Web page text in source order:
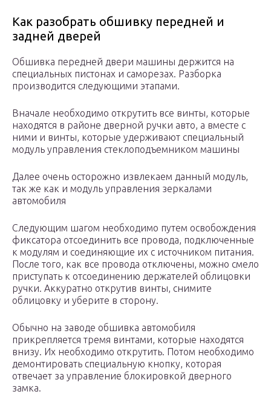
Как разобрать обшивку передней и
задней дверей
Обшивка передней двери машины держится на
специальных пистонах и саморезах. Разборка
производится следующими этапами.
Вначале необходимо открутить все винты, которые
находятся в районе дверной ручки авто, а вместе с
ними и винты, которые удерживают специальный
модуль управления стеклоподъемником машины
Далее очень осторожно извлекаем данный модуль,
так же как и модуль управления зеркалами
автомобиля
Следующим шагом необходимо путем освобождения
фиксатора отсоединить все провода, подключенные
к модулям и соединяющие их с источником питания.
После того, как все провода отключены, можно смело
приступать к отсоединению держателей облицовки
ручки. Аккуратно открутив винты, снимите
облицовку и уберите в сторону.
Обычно на заводе обшивка автомобиля
прикрепляется тремя винтами, которые находятся
внизу. Их необходимо открутить. Потом необходимо
демонтировать специальную кнопку, которая
отвечает за управление блокировкой дверного
замка.